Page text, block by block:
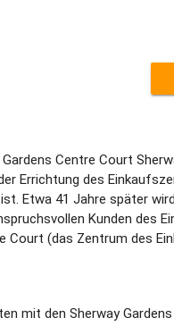
Centre Court
Errichtung des
Etwa 41 Jahre später
Kunden des
Court (das Zentrum des
mit den Sherway